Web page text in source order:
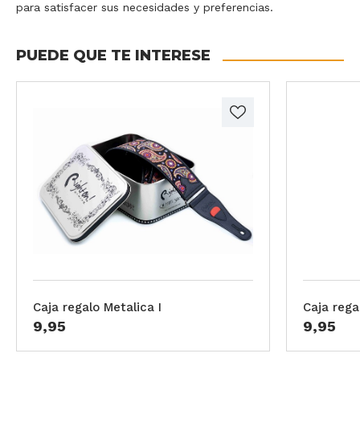
para satisfacer sus necesidades y preferencias.
PUEDE QUE TE INTERESE
Caja regalo Metalica I
9,95
Caja
9,95